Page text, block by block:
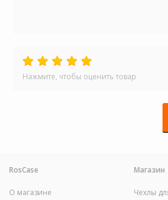
Нажмите, чтобы оценить товар
RosCase
О магазине
Магазин
Чехлы